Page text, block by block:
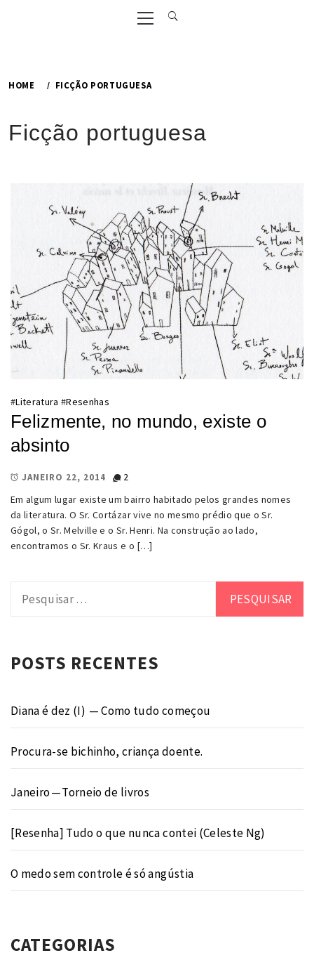
Primary
Menu
HOME FICÇÃO PORTUGUESA
Ficção portuguesa
#Literatura #Resenhas
Felizmente, no mundo, existe o
absinto
JANEIRO 22, 2014
2
Em algum lugar existe um bairro habitado pelos grandes nomes
da literatura. O Sr. Cortázar vive no mesmo prédio que o Sr.
Gógol, o Sr. Melville e o Sr. Henri. Na construção ao lado,
encontramos o Sr. Kraus e o […]
POSTS RECENTES
Diana é dez (I) — Como tudo começou
Procura-se bichinho, criança doente.
Janeiro — Torneio de livros
[Resenha] Tudo o que nunca contei (Celeste Ng)
O medo sem controle é só angústia
CATEGORIAS